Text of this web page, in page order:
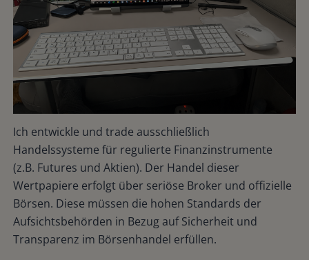
Ich entwickle und trade ausschließlich
Handelssysteme für regulierte Finanzinstrumente
(z.B. Futures und Aktien). Der Handel dieser
Wertpapiere erfolgt über seriöse Broker und offizielle
Börsen. Diese müssen die hohen Standards der
Aufsichtsbehörden in Bezug auf Sicherheit und
Transparenz im Börsenhandel erfüllen.